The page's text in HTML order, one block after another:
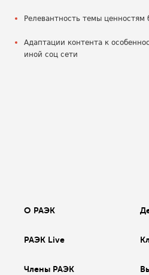
Релевантность темы ценностям
Адаптации контента к
иной соц сети
О РАЭК
РАЭК Live
Члены РАЭК